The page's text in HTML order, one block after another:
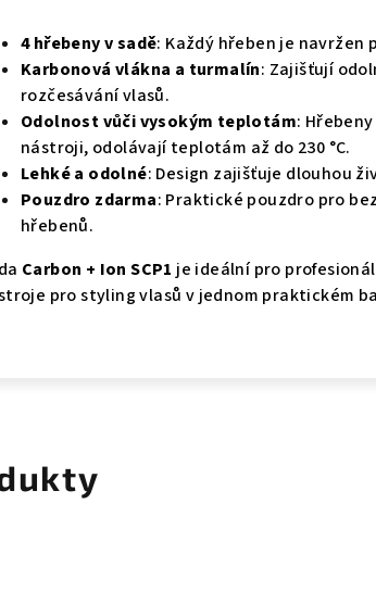
4 hřebeny v sadě: Každý hřeben je
Karbonová vlákna a turmalín: Zajišťují
rozčesávání vlasů.
Odolnost vůči vysokým teplotám:
nástroji, odolávají teplotám až do 230 °C.
Lehké a odolné: Design zajišťuje dlouhou
Pouzdro zdarma: Praktické pouzdro pro
hřebenů.
Carbon + Ion SCP1 je ideální pro
pro styling vlasů v jednom praktickém